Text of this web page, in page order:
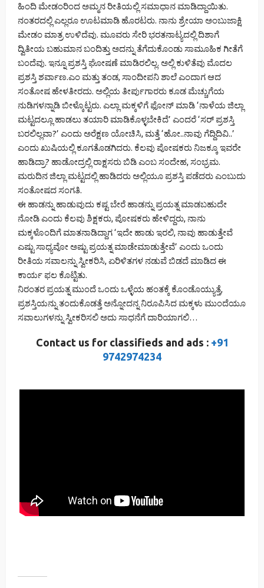
ಹಿಂದಿ ಮೇಡಂರಿಂದ ಅಮ್ಮನ ರೀತಿಯಲ್ಲಿ ಸಮಾಧಾನ ಮಾಡಿದ್ದಾಯಿತು.
ನಂತರದಲ್ಲಿ ಎಲ್ಲರೂ ಊಟಮಾಡಿ ಹೊರಟರು. ನಾನು ಶ್ರೇಯಾ ಅಂಬುಜಾಕ್ಷಿ
ಮೇಡಂ ಮಾತ್ರ ಉಳಿದೆವು. ಮೂವರು ಸೇರಿ ಭರತನಾಟ್ಯದಲ್ಲಿ ದಿಶಾಗೆ
ದ್ವಿತೀಯ ಬಹುಮಾನ ಬಂದಿತ್ತು ಅದನ್ನು ತೆಗೆದುಕೊಂಡು ಸಾಮೂಹಿಕ ಗೀತೆಗೆ
ಬಂದೆವು. ಇನ್ನೂ ಪ್ರಶಸ್ತಿ ಘೋಷಣೆ ಮಾಡಿರಲಿಲ್ಲ. ಅಲ್ಲಿ ಕುಳಿತೆವು ಮೊದಲ
ಪ್ರಶಸ್ತಿ ಶರ್ವಾಣ.ಎಂ ಮತ್ತು ತಂಡ, ಸಾಂದೀಪನಿ ಶಾಲೆ ಎಂದಾಗ ಆದ
ಸಂತೋಷ ಹೇಳತೀರದು. ಅಲ್ಲಿಯ ತೀರ್ಪುಗಾರರು ಕೂಡ ಮೆಚ್ಚುಗೆಯ
ನುಡಿಗಳನ್ನಾಡಿ ಬೀಳ್ಕೊಟ್ಟರು. ಎಲ್ಲಾ ಮಕ್ಕಳಿಗೆ ಫೋನ್ ಮಾಡಿ ‘ನಾಳೆಯ ಜಿಲ್ಲಾ
ಮಟ್ಟದಲ್ಲೂ ಹಾಡಲು ತಯಾರಿ ಮಾಡಿಕೊಳ್ಳಬೇಕಿದೆ’ ಎಂದರೆ ‘ಸರ್ ಪ್ರಶಸ್ತಿ
ಬರಲಿಲ್ಲವಾ?’ ಎಂದು ಅರೆಕ್ಷಣ ಯೋಚಿಸಿ, ಮತ್ತೆ ‘ಹೋ..ನಾವು ಗೆದ್ದಿದಿವಿ..’
ಎಂದು ಖುಷಿಯಲ್ಲಿ ಕೂಗತೊಡಗಿದರು. ಕೆಲವು ಪೋಷಕರು ನಿಜಕ್ಕೂ ಇವರೇ
ಹಾಡಿದ್ರಾ? ಹಾಡೋದ್ರಲ್ಲಿ ರಾಕ್ಷಸರು ಬಿಡಿ ಎಂಬ ಸಂದೇಹ, ಸಂಭ್ರಮ.
ಮರುದಿನ ಜಿಲ್ಲಾ ಮಟ್ಟದಲ್ಲಿ ಹಾಡಿದರು ಅಲ್ಲಿಯೂ ಪ್ರಶಸ್ತಿ ಪಡೆದರು ಎಂಬುದು
ಸಂತೋಷದ ಸಂಗತಿ.
ಈ ಹಾಡನ್ನು ಹಾಡುವುದು ಕಷ್ಟ ಬೇರೆ ಹಾಡನ್ನು ಪ್ರಯತ್ನ ಮಾಡಬಹುದೇ
ನೋಡಿ ಎಂದು ಕೆಲವು ಶಿಕ್ಷಕರು, ಪೋಷಕರು ಹೇಳಿದ್ದರು, ನಾನು
ಮಕ್ಕಳೊಂದಿಗೆ ಮಾತನಾಡಿದ್ದಾಗ ‘ಇದೇ ಹಾಡು ಇರಲಿ, ನಾವು ಹಾಡುತ್ತೇವೆ
ಎಷ್ಟು ಸಾಧ್ಯವೋ ಅಷ್ಟು ಪ್ರಯತ್ನ ಮಾಡೇಮಾಡುತ್ತೇವೆ’ ಎಂದು ಒಂದು
ರೀತಿಯ ಸವಾಲನ್ನು ಸ್ವೀಕರಿಸಿ, ಏರಿಳಿತಗಳ ನಡುವೆ ಬಿಡದೆ ಮಾಡಿದ ಈ
ಕಾರ್ಯ ಫಲ ಕೊಟ್ಟಿತು.
ನಿರಂತರ ಪ್ರಯತ್ನ ಮುಂದೆ ಒಂದು ಒಳ್ಳೆಯ ಹಂತಕ್ಕೆ ಕೊಂಡೊಯ್ಯುತ್ತೆ,
ಪ್ರಶಸ್ತಿಯನ್ನು ತಂದುಕೊಡತ್ತೆ ಅನ್ನೋದನ್ನ ನಿರೂಪಿಸಿದ ಮಕ್ಕಳು ಮುಂದೆಯೂ
ಸವಾಲುಗಳನ್ನು ಸ್ವೀಕರಿಸಲಿ ಅದು ಸಾಧನೆಗೆ ದಾರಿಯಾಗಲಿ…
Contact us for classifieds and ads : +91
9742974234